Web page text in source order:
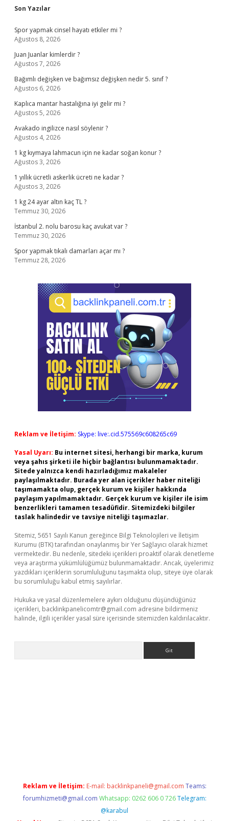
Sidebar
Son Yazılar
Spor yapmak cinsel hayatı etkiler mi ?
Ağustos 8, 2026
Juan Juanlar kimlerdir ?
Ağustos 7, 2026
Bağımlı değişken ve bağımsız değişken nedir 5. sınıf ?
Ağustos 6, 2026
Kaplıca mantar hastalığına iyi gelir mi ?
Ağustos 5, 2026
Avakado ingilizce nasıl söylenir ?
Ağustos 4, 2026
1 kg kıymaya lahmacun için ne kadar soğan konur ?
Ağustos 3, 2026
1 yıllık ücretli askerlik ücreti ne kadar ?
Ağustos 3, 2026
1 kg 24 ayar altın kaç TL ?
Temmuz 30, 2026
İstanbul 2. nolu barosu kaç avukat var ?
Temmuz 30, 2026
Spor yapmak tıkalı damarları açar mı ?
Temmuz 28, 2026
Reklam ve İletişim: Skype: live:.cid.575569c608265c69
Yasal Uyarı: Bu internet sitesi, herhangi bir marka, kurum
veya şahıs şirketi ile hiçbir bağlantısı bulunmamaktadır.
Sitede yalnızca kendi hazırladığımız makaleler
paylaşılmaktadır. Burada yer alan içerikler haber niteliği
taşımamakta olup, gerçek kurum ve kişiler hakkında
paylaşım yapılmamaktadır. Gerçek kurum ve kişiler ile isim
benzerlikleri tamamen tesadüfidir. Sitemizdeki bilgiler
taslak halindedir ve tavsiye niteliği taşımazlar.
Sitemiz, 5651 Sayılı Kanun gereğince Bilgi Teknolojileri ve İletişim
Kurumu (BTK) tarafından onaylanmış bir Yer Sağlayıcı olarak hizmet
vermektedir. Bu nedenle, sitedeki içerikleri proaktif olarak denetleme
veya araştırma yükümlülüğümüz bulunmamaktadır. Ancak, üyelerimiz
yazdıkları içeriklerin sorumluluğunu taşımakta olup, siteye üye olarak
bu sorumluluğu kabul etmiş sayılırlar.
Hukuka ve yasal düzenlemelere aykırı olduğunu düşündüğünüz
içerikleri, backlinkpanelicomtr@gmail.com adresine bildirmeniz
halinde, ilgili içerikler yasal süre içerisinde sitemizden kaldırılacaktır.
Reklam ve İletişim: E-mail: backlinkpaneli@gmail.com Teams:
forumhizmeti@gmail.com Whatsapp: 0262 606 0 726 Telegram:
@karabul